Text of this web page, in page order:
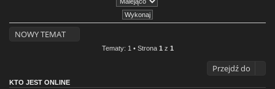
NOWY TEMAT
Tematy: 1 • Strona 1 z 1
Przejdź do
KTO JEST ONLINE